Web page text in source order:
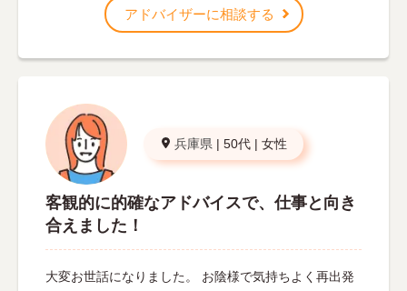
アドバイザーに相談する
兵庫県 | 50代 | 女性
客観的に的確なアドバイスで、仕事と向き
合えました！
大変お世話になりました。 お陰様で気持ちよく再出発